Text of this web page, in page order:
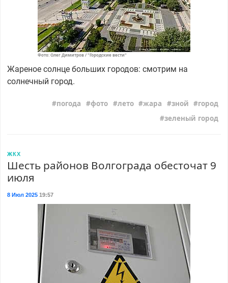
Фото: Олег Димитров / "Городские вести"
Жареное солнце больших городов: смотрим на
солнечный город.
погода фото лето жара зной
город
зеленый город
ЖКХ
Шесть районов Волгограда обесточат 9
июля
8 Июл 202519:57